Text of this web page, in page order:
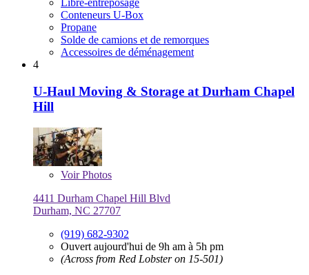
Libre-entreposage
Conteneurs U-Box
Propane
Solde de camions et de remorques
Accessoires de déménagement
4
U-Haul Moving & Storage at Durham Chapel
Hill
VoirPhotos
4411 Durham Chapel Hill Blvd
Durham, NC 27707
(919) 682-9302
Ouvert aujourd'hui de 9h am à 5h pm
(Across from Red Lobster on 15-501)